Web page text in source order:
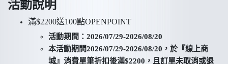
活動說明
滿$2200送100點OPENPOINT
活動期間：2026/07/29-2026/08/20
本活動期間2026/07/29-2026/08/20，於『線上商
城』消費單筆折扣後滿$2200，且訂單未取消或退